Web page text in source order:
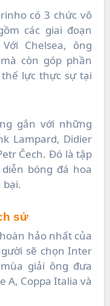
có 3 chức vô
các giai đoạn
Chelsea, ông
còn góp phần
lực thực sự tại
gắn với những
Lampard, Didier
Čech. Đó là tập
bóng đá hoa
bại.
sử
hảo nhất của
sẽ chọn Inter
giải ông đưa
A, Coppa Italia và